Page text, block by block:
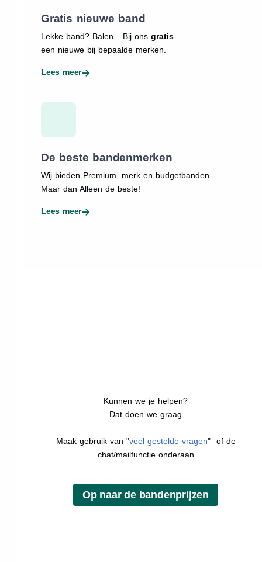
Gratis nieuwe band
Lekke band? Balen....Bij ons gratis
een nieuwe bij bepaalde merken.
Lees meer
De beste bandenmerken
Wij bieden Premium, merk en budgetbanden.
Maar dan Alleen de beste!
Lees meer
Kunnen we je helpen?
Dat doen we graag
Maak gebruik van "veel gestelde vragen" of de
chat/mailfunctie onderaan